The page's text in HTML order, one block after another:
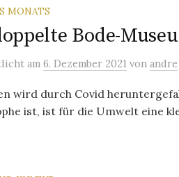
MONATS
Bode-
am 6. Dezember 2021 von andre
wird durch Covid
ist, ist für die Umwelt eine